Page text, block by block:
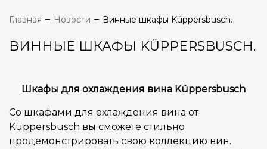
Главная Новости Винные шкафы Küppersbusch.
ВИННЫЕ ШКАФЫ KÜPPERSBUSCH.
Шкафы для охлаждения вина Küppersbusch
Со шкафами для охлаждения вина от
Küppersbusch вы сможете стильно
продемонстрировать свою коллекцию вин.